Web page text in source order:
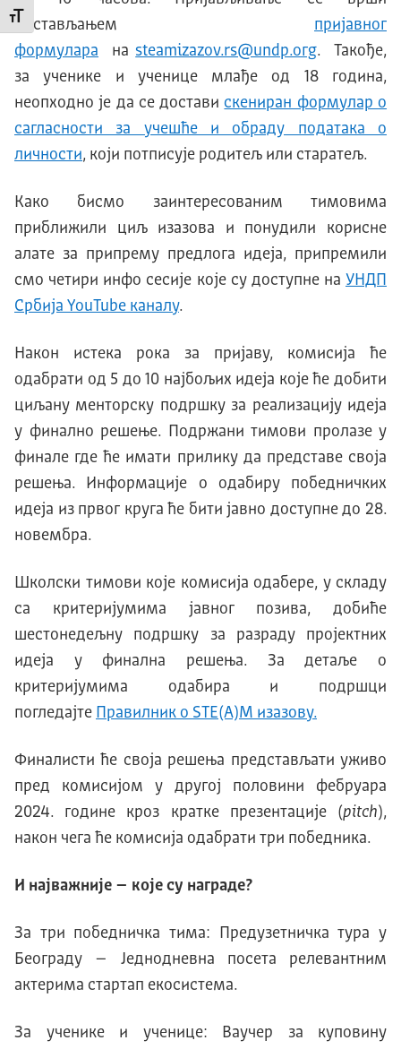
Промени величину слова
достављањем пријавног
формулара на steamizazov.rs@undp.огg. Такође,
за ученике и ученице млађе од 18 година,
неопходно је да се достави скениран формулар о
сагласности за учешће и обраду података о
личности, који потписује родитељ или старатељ.
Како бисмо заинтересованим тимовима
приближили циљ изазова и понудили корисне
алате за припрему предлога идеја, припремили
смо четири инфо сесије које су доступне на УНДП
Србија YоuTube каналу.
Након истека рока за пријаву, комисија ће
одабрати од 5 до 10 најбољих идеја које ће добити
циљану менторску подршку за реализацију идеја
у финално решење. Подржани тимови пролазе у
финале где ће имати прилику да представе своја
решења. Информације о одабиру победничких
идеја из првог круга ће бити јавно доступне до 28.
новембра.
Школски тимови које комисија одабере, у складу
са критеријумима јавног позива, добиће
шестонедељну подршку за разраду пројектних
идеја у финална решења. За детаље о
критеријумима одабира и подршци
погледајте Правилник о SТЕ(А)М изазову.
Финалисти ће своја решења представљати уживо
пред комисијом у другој половини фебруара
2024. године кроз кратке презентације (pitch),
након чега ће комисија одабрати три победника.
И најважније – које су награде?
За три победничка тима: Предузетничка тура у
Београду – Једнодневна посета релевантним
актерима стартап екосистема.
За ученике и ученице: Ваучер за куповину